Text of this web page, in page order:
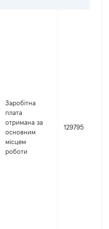
Заробітна
плата
отримана за
основним
місцем
роботи
129795